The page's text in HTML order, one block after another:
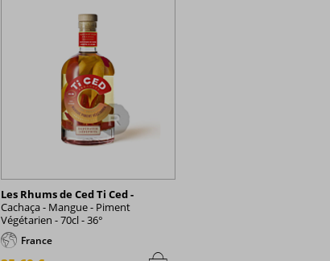
Les Rhums de Ced Ti Ced -
Cachaça - Mangue - Piment
Végétarien - 70cl - 36°
France